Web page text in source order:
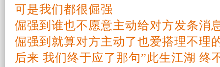
可是我们都很倔强
倔强到谁也不愿意主动给对方发条消
倔强到就算对方主动了也爱搭理不理
后来 我们终于应了那句”此生江湖 终